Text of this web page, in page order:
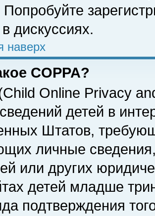
дискуссиях.
наверх
COPPA?
Online Privacy
детей в
Штатов,
личные
или других
детей младше
подтверждения